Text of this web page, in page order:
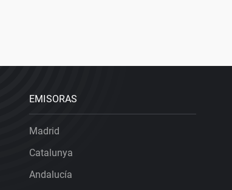
EMISORAS
Madrid
Catalunya
Andalucía